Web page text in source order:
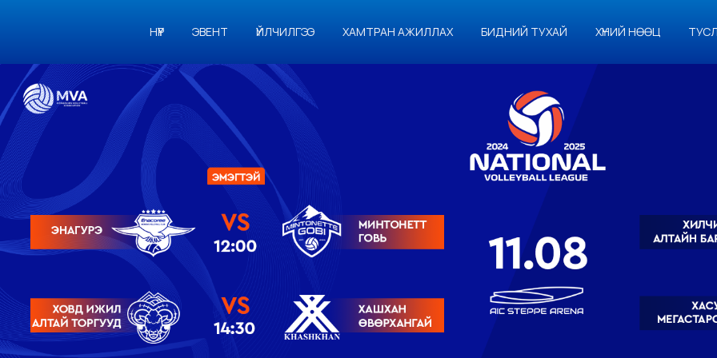
НҮҮР ЭВЕНТ ҮЙЛЧИЛГЭЭ ХАМТРАН АЖИЛЛАХ БИДНИЙ ТУХАЙ ХҮНИЙ НӨӨЦ